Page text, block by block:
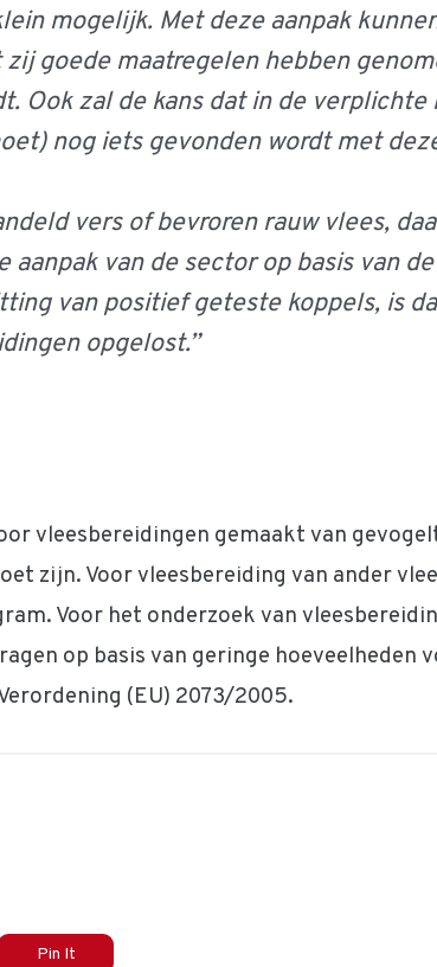
mogelijk. Met deze aanpak
goede maatregelen hebben
Ook zal de kans dat in de
nog iets gevonden wordt met
vers of bevroren rauw vlees,
aanpak van de sector op basis van
van positief geteste koppels, is
opgelost.”
vleesbereidingen gemaakt van
zijn. Voor vleesbereiding van ander
Voor het onderzoek van
op basis van geringe hoeveelheden
(EU) 2073/2005.
Pin It